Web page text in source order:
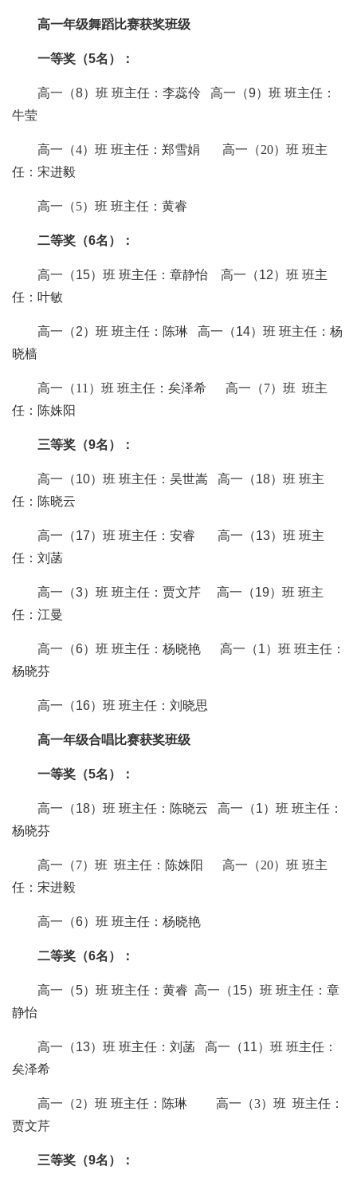
高一年级舞蹈比赛获奖班级
一等奖（5名）：
高一 （8） 班 班主任： 李蕊伶 高一 （9） 班 班主任：
牛莹
高一（4）班 班主任：郑雪娟 高一（20）班 班主
任：宋进毅
高一（5）班 班主任：黄睿
二等奖（6名）：
高一 （15） 班 班主任： 章静怡 高一 （12） 班 班主
任： 叶敏
高一 （2） 班 班主任： 陈琳 高一 （14） 班 班主任： 杨
晓樯
高一（11）班 班主任：矣泽希 高一（7）班 班主
任：陈姝阳
三等奖（9名）：
高一 （10） 班 班主任： 吴世嵩 高一 （18） 班 班主
任： 陈晓云
高一 （17） 班 班主任： 安睿 高一 （13） 班 班主
任 ： 刘菡
高一 （3） 班 班主任： 贾文芹 高一 （19） 班 班主
任： 江曼
高一 （6） 班 班主任： 杨晓艳 高一 （1） 班 班主任：
杨晓芬
高一 （16） 班 班主任： 刘晓思
高一年级合唱比赛获奖班级
一等奖（5名）：
高一 （18） 班 班主任： 陈晓云 高一 （1） 班 班主任：
杨晓芬
高一（7）班 班主任：陈姝阳 高一（20）班 班主
任：宋进毅
高一 （6） 班 班主任： 杨晓艳
二等奖（6名）：
高一 （5） 班 班主任： 黄睿 高一 （15） 班 班主任： 章
静怡
高一 （13） 班 班主任： 刘菡 高一 （11） 班 班主任：
矣泽希
高一（2）班 班主任：陈琳 高一（3）班 班主任：
贾文芹
三等奖（9名）：